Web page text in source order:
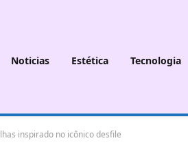
Noticias Estética Tecnologia
inspirado no icônico desfile